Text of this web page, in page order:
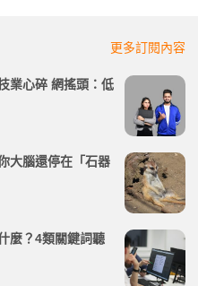
更多訂閱內容
業心碎 網搖頭：低
大腦還停在「石器
麼？4類關鍵詞聽